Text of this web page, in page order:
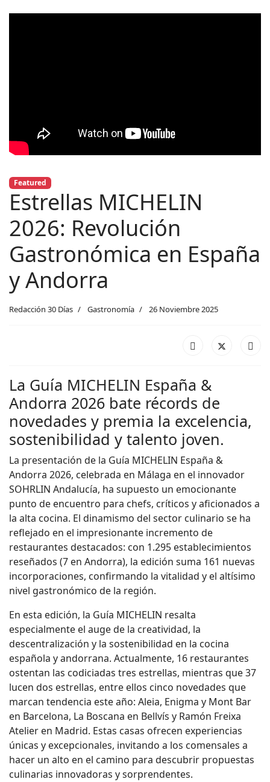
Featured
Estrellas MICHELIN
2026: Revolución
Gastronómica en España
y Andorra
Redacción 30 Días Gastronomía 26 Noviembre 2025
La Guía MICHELIN España &
Andorra 2026 bate récords de
novedades y premia la excelencia,
sostenibilidad y talento joven.
La presentación de la Guía MICHELIN España &
Andorra 2026, celebrada en Málaga en el innovador
SOHRLIN Andalucía, ha supuesto un emocionante
punto de encuentro para chefs, críticos y aficionados a
la alta cocina. El dinamismo del sector culinario se ha
reflejado en el impresionante incremento de
restaurantes destacados: con 1.295 establecimientos
reseñados (7 en Andorra), la edición suma 161 nuevas
incorporaciones, confirmando la vitalidad y el altísimo
nivel gastronómico de la región.
En esta edición, la Guía MICHELIN resalta
especialmente el auge de la creatividad, la
descentralización y la sostenibilidad en la cocina
española y andorrana. Actualmente, 16 restaurantes
ostentan las codiciadas tres estrellas, mientras que 37
lucen dos estrellas, entre ellos cinco novedades que
marcan tendencia este año: Aleia, Enigma y Mont Bar
en Barcelona, La Boscana en Bellvís y Ramón Freixa
Atelier en Madrid. Estas casas ofrecen experiencias
únicas y excepcionales, invitando a los comensales a
hacer un alto en el camino para descubrir propuestas
culinarias innovadoras y sorprendentes.